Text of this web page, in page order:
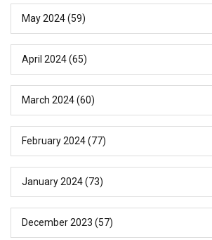
May 2024(59)
April 2024(65)
March 2024(60)
February 2024(77)
January 2024(73)
December 2023 (57)